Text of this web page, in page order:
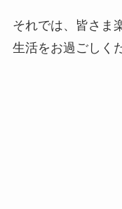
それでは、皆さま
生活をお過ごしく